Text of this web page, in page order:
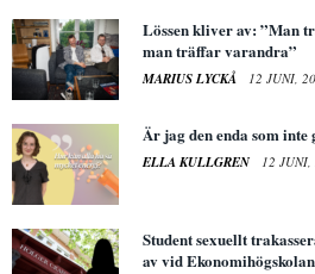
Lössen kliver av: ”Man
man träffar varandra”
MARIUS LYCKÅ 12 JUNI,
Är jag den enda som
ELLA KULLGREN 12
Student sexuellt
av vid Ekonomihögskolan